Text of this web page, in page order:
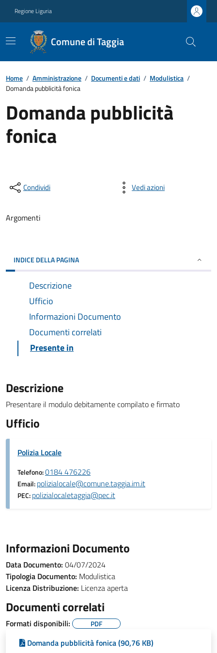
Regione Liguria
Comune di Taggia
Home / Amministrazione / Documenti e dati / Modulistica /
Domanda pubblicità fonica
Domanda pubblicità
fonica
Condividi Vedi azioni
Argomenti
INDICE DELLA PAGINA
Descrizione
Ufficio
Informazioni Documento
Documenti correlati
Presente in
Descrizione
Presentare il modulo debitamente compilato e firmato
Ufficio
Polizia Locale
Telefono:0184 476226
Email:polizialocale@comune.taggia.im.it
PEC:polizialocaletaggia@pec.it
Informazioni Documento
Data Documento: 04/07/2024
Tipologia Documento: Modulistica
Licenza Distribuzione: Licenza aperta
Documenti correlati
Formati disponibili: PDF
Domanda pubblicità fonica (90,76 KB)